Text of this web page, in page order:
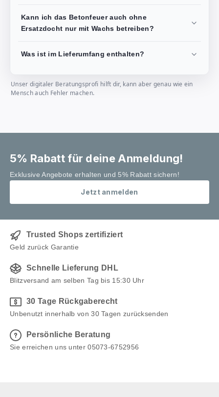
Kann ich das Betonfeuer auch ohne
Ersatzdocht nur mit Wachs betreiben?
Was ist im Lieferumfang enthalten?
Unser digitaler Beratungsprofi hilft dir, kann aber genau wie ein
Mensch auch Fehler machen.
5% Rabatt für deine Anmeldung!
Exklusive Angebote erhalten und 5% Rabatt sichern!
Jetzt anmelden
Trusted Shops zertifiziert
Geld zurück Garantie
Schnelle Lieferung DHL
Blitzversand am selben Tag bis 15:30 Uhr
30 Tage Rückgaberecht
Unbenutzt innerhalb von 30 Tagen zurücksenden
Persönliche Beratung
Sie erreichen uns unter 05073-6752956